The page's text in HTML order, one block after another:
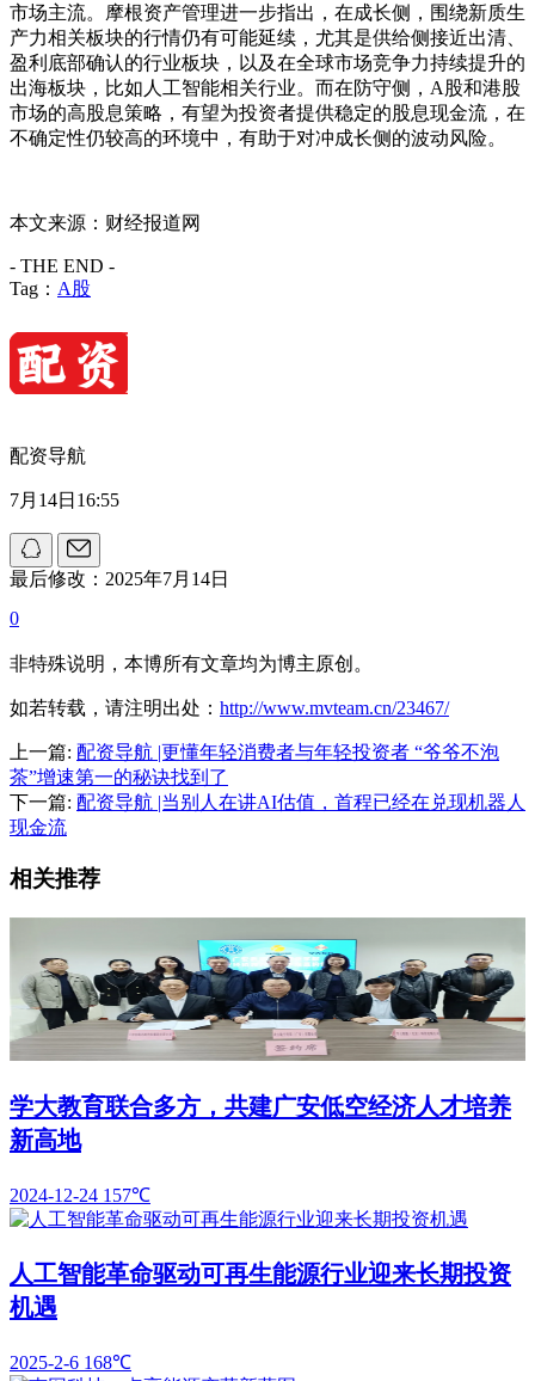
市场主流。摩根资产管理进一步指出，在成长侧，围绕新质生
产力相关板块的行情仍有可能延续，尤其是供给侧接近出清、
盈利底部确认的行业板块，以及在全球市场竞争力持续提升的
出海板块，比如人工智能相关行业。而在防守侧，A股和港股
市场的高股息策略，有望为投资者提供稳定的股息现金流，在
不确定性仍较高的环境中，有助于对冲成长侧的波动风险。
本文来源：财经报道网
- THE END -
Tag： A股
配资导航
7月14日16:55
最后修改：2025年7月14日
0
非特殊说明，本博所有文章均为博主原创。
如若转载，请注明出处： http://www.mvteam.cn/23467/
上一篇: 配资导航 |更懂年轻消费者与年轻投资者 “爷爷不泡
茶”增速第一的秘诀找到了
下一篇: 配资导航 |当别人在讲AI估值，首程已经在兑现机器人
现金流
相关推荐
学大教育联合多方，共建广安低空经济人才培养
新高地
2024-12-24 157℃
人工智能革命驱动可再生能源行业迎来长期投资
机遇
2025-2-6 168℃